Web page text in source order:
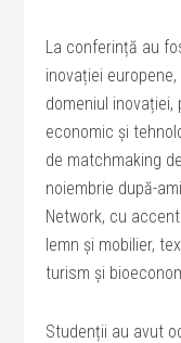
La conferință au
inovației
domeniul
economic și
de matchmaking
noiembrie după-
Network, cu
lemn și mobilier,
turism și
Studenții au avut